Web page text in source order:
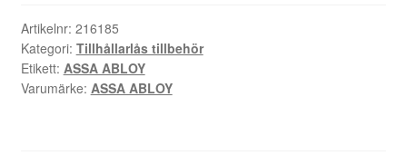
nya
mängd
Artikelnr: 216185
Kategori: Tillhållarlås tillbehör
Etikett: ASSA ABLOY
Varumärke: ASSA ABLOY